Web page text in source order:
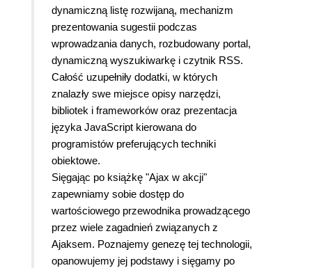
dynamiczną listę rozwijaną, mechanizm
prezentowania sugestii podczas
wprowadzania danych, rozbudowany portal,
dynamiczną wyszukiwarkę i czytnik RSS.
Całość uzupełniły dodatki, w których
znalazły swe miejsce opisy narzędzi,
bibliotek i frameworków oraz prezentacja
języka JavaScript kierowana do
programistów preferujących techniki
obiektowe.
Sięgając po książkę "Ajax w akcji"
zapewniamy sobie dostęp do
wartościowego przewodnika prowadzącego
przez wiele zagadnień związanych z
Ajaksem. Poznajemy genezę tej technologii,
opanowujemy jej podstawy i sięgamy po